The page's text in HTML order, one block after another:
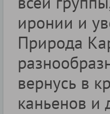
иронии и
Природа
вернусь в
каньенов и